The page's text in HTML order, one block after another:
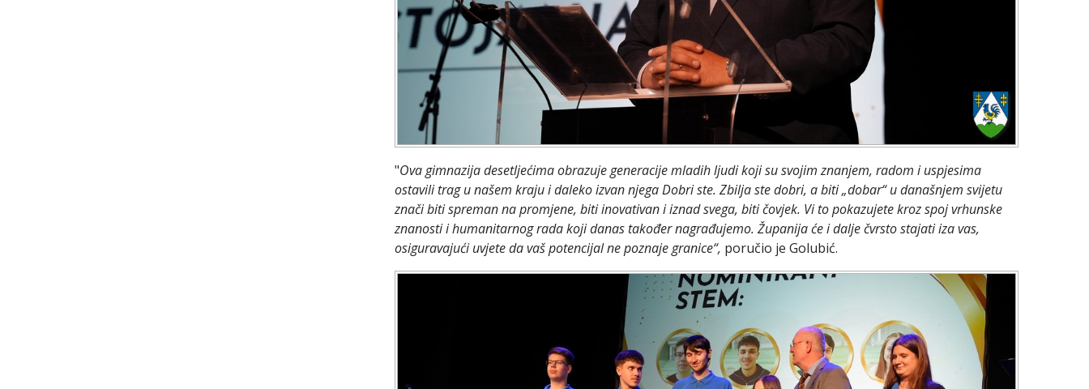
"Ova gimnazija desetljećima obrazuje generacije mladih ljudi koji su svojim znanjem, radom i uspjesima
ostavili trag u našem kraju i daleko izvan njega Dobri ste. Zbilja ste dobri, a biti „dobar“ u današnjem svijetu
znači biti spreman na promjene, biti inovativan i iznad svega, biti čovjek. Vi to pokazujete kroz spoj vrhunske
znanosti i humanitarnog rada koji danas također nagrađujemo. Županija će i dalje čvrsto stajati iza vas,
osiguravajući uvjete da vaš potencijal ne poznaje granice“, poručio je Golubić.